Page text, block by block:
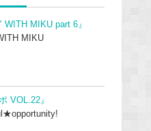
WITH MIKU part 6』
MIKU
VOL.22』